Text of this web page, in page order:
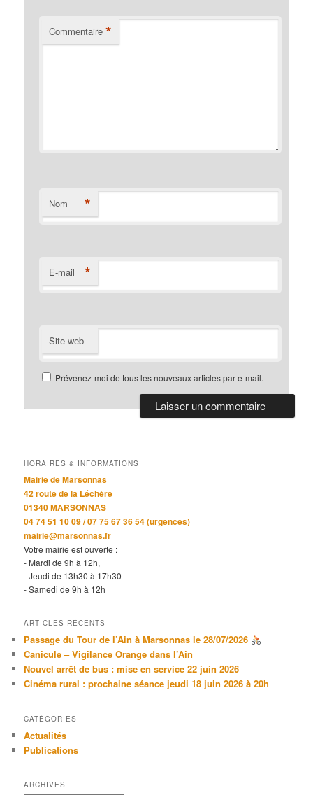
Commentaire *
Nom *
E-mail *
Site web
Prévenez-moi de tous les nouveaux articles par e-mail.
HORAIRES & INFORMATIONS
Mairie de Marsonnas
42 route de la Léchère
01340 MARSONNAS
04 74 51 10 09 / 07 75 67 36 54 (urgences)
mairie@marsonnas.fr
Votre mairie est ouverte :
- Mardi de 9h à 12h,
- Jeudi de 13h30 à 17h30
- Samedi de 9h à 12h
ARTICLES RÉCENTS
Passage du Tour de l’Ain à Marsonnas le 28/07/2026
Canicule – Vigilance Orange dans l’Ain
Nouvel arrêt de bus : mise en service 22 juin 2026
Cinéma rural : prochaine séance jeudi 18 juin 2026 à 20h
CATÉGORIES
Actualités
Publications
ARCHIVES